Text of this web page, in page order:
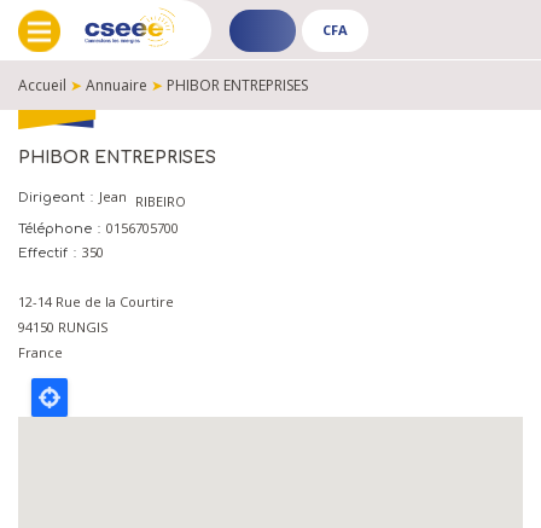
ADHÉRENT
-
PUBLIC
CFA
-
PUBLIC
CFA
FIL
Accueil ➤Annuaire ➤ PHIBOR ENTREPRISES
PHIBOR ENTREPRISES
Dirigeant Jean RIBEIRO
Téléphone 0156705700
Effectif 350
12-14 Rue de la Courtire
94150 RUNGIS
France